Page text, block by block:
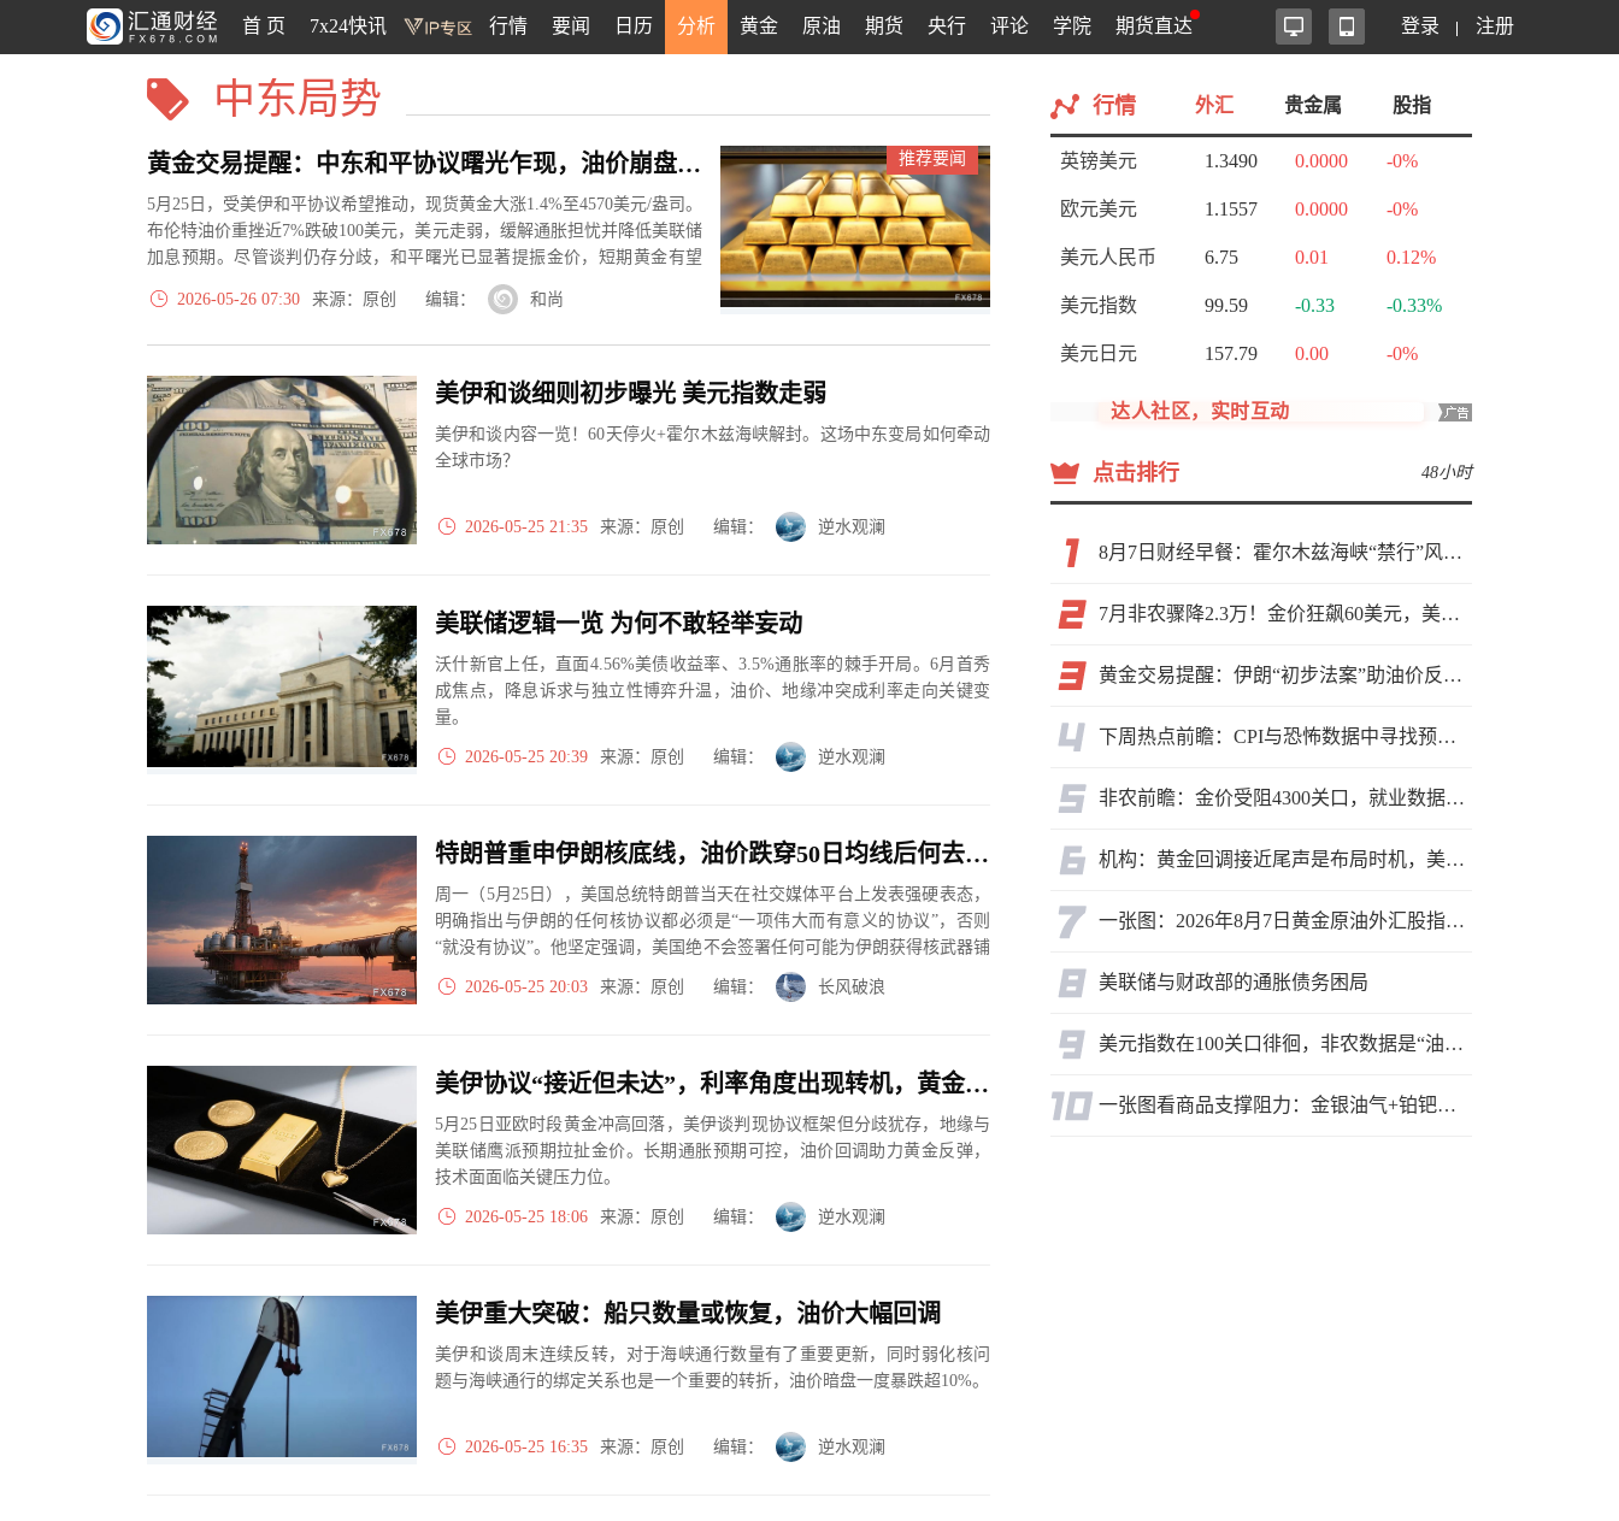
首 页 7x24快讯 行情 要闻 日历 分析 黄金 原油 期货 央行 评论 学院 期货直达 登录 注册
中东局势
推荐要闻
黄金交易提醒：中东和平协议曙光乍现，油价崩盘美元重挫，金价将迎来超级大行情？
5月25日，受美伊和平协议希望推动，现货黄金大涨1.4%至4570美元/盎司。
布伦特油价重挫近7%跌破100美元，美元走弱，缓解通胀担忧并降低美联储
加息预期。尽管谈判仍存分歧，和平曙光已显著提振金价，短期黄金有望
2026-05-26 07:30
来源：原创 编辑： 和尚
美伊和谈细则初步曝光 美元指数走弱
美伊和谈内容一览！60天停火+霍尔木兹海峡解封。这场中东变局如何牵动
全球市场？
2026-05-25 21:35 来源：原创 编辑： 逆水观澜
美联储逻辑一览 为何不敢轻举妄动
沃什新官上任，直面4.56%美债收益率、3.5%通胀率的棘手开局。6月首秀
成焦点，降息诉求与独立性博弈升温，油价、地缘冲突成利率走向关键变
量。
2026-05-25 20:39 来源：原创 编辑： 逆水观澜
特朗普重申伊朗核底线，油价跌穿50日均线后何去何从
周一（5月25日），美国总统特朗普当天在社交媒体平台上发表强硬表态，
明确指出与伊朗的任何核协议都必须是“一项伟大而有意义的协议”，否则
“就没有协议”。他坚定强调，美国绝不会签署任何可能为伊朗获得核武器铺
平道路的协议。这...
2026-05-25 20:03 来源：原创 编辑： 长风破浪
美伊协议“接近但未达”，利率角度出现转机，黄金多空激战
5月25日亚欧时段黄金冲高回落，美伊谈判现协议框架但分歧犹存，地缘与
美联储鹰派预期拉扯金价。长期通胀预期可控，油价回调助力黄金反弹，
技术面面临关键压力位。
2026-05-25 18:06 来源：原创 编辑： 逆水观澜
美伊重大突破：船只数量或恢复，油价大幅回调
美伊和谈周末连续反转，对于海峡通行数量有了重要更新，同时弱化核问
题与海峡通行的绑定关系也是一个重要的转折，油价暗盘一度暴跌超10%。
2026-05-25 16:35 来源：原创 编辑： 逆水观澜
行情 外汇 贵金属 股指
英镑美元 1.3490 0.0000 -0%
欧元美元 1.1557 0.0000 -0%
美元人民币 6.75 0.01 0.12%
美元指数 99.59 -0.33 -0.33%
美元日元 157.79 0.00 -0%
达人社区，实时互动
点击排行 48小时
8月7日财经早餐：霍尔木兹海峡“禁行”风波再起，油价急涨金价承压，非农夜市场博弈加剧
7月非农骤降2.3万！金价狂飙60美元，美联储9月加息预期瞬间崩塌
黄金交易提醒：伊朗“初步法案”助油价反弹逾3%，金价小幅承压，非农重磅来袭！
下周热点前瞻：CPI与恐怖数据中寻找预期差
非农前瞻：金价受阻4300关口，就业数据是“火上浇油”还是“釜底抽薪”？
机构：黄金回调接近尾声是布局时机，美元后市或走弱转为利多因素
一张图：2026年8月7日黄金原油外汇股指“枢纽点+多空持仓信号”一览
美联储与财政部的通胀债务困局
美元指数在100关口徘徊，非农数据是“油门”还是“刹车”？
一张图看商品支撑阻力：金银油气+铂钯铜农产品期货(2026年8月7日)